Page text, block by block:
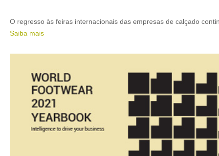
O regresso às feiras internacionais das empresas de calçado
Saiba mais